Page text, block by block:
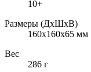
10+
Размеры (ДxШxВ)
160x160x65 мм
Вес
286 г